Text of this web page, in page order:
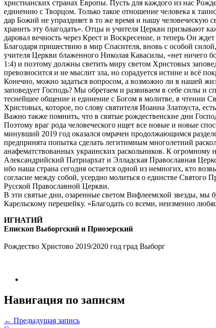
христианских странах Европы. Пусть для каждого из нас
единению с Творцом. Только такое отношение человека к
дар Божий не упраздняет в то же время и нашу человеческую
хранить эту благодать». Отцы и учителя Церкви призывают
даровал вечность через Крест и Воскресение, и теперь Он
Благодаря пришествию в мир Спасителя, вновь с особой
учителя Церкви блаженного Николая Кавасилы, «нет ничего
1:4) и поэтому должны светить миру светом Христовых
превозносится и не мыслит зла, но сорадуется истине и всё
Конечно, можно задаться вопросом, а возможно ли в нашей
заповедует Господь? Мы обретаем и развиваем в себе силы и
теснейшее общение и единение с Богом в молитве, в чтении
Христовых, которое, по слову святителя Иоанна Златоуста,
Важно также помнить, что в святые рождественские дни
Поэтому враг рода человеческого ищет все новые и новые
минувший 2019 год оказался омрачен продолжающимся
предпринята попытка сделать легитимным многолетний
анафематствованных украинских раскольников. К огромному
Александрийский Патриархат и Элладская Православная
ибо наша страна сегодня остается одной из немногих, кто
согласие между собой, усердно молиться о единстве
Русской Православной Церкви.
В эти святые дни, озаренные светом Вифлеемской звезды, мы
Карельскому перешейку. «Благодать со всеми, неизменно
ИГНАТИЙ
Епископ Выборгский и Приозерский
Рождество Христово 2019/2020 год град Выборг
Навигация по записям
← Предыдущая запись